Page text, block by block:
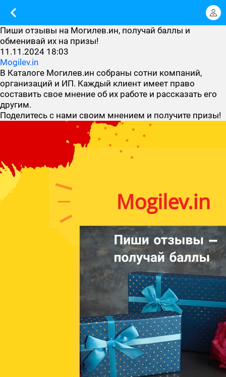
Пиши отзывы на Могилев.ин, получай баллы и
обменивай их на призы!
11.11.2024 18:03
Mogilev.in
В Каталоге Могилев.ин собраны сотни компаний,
организаций и ИП. Каждый клиент имеет право
составить свое мнение об их работе и рассказать его
другим.
Поделитесь с нами своим мнением и получите призы!